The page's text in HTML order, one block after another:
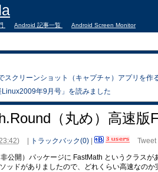
Android 記事一覧 Android Screen Monitor
スクリーンショット（キャプチャ）アプリを作
年9月号」を読みました
（丸め）高速版
) トラックバック(0)
Tweet
公開）パッケージに FastMath というクラスが
ッドがありましたので、どれくらい高速なのか